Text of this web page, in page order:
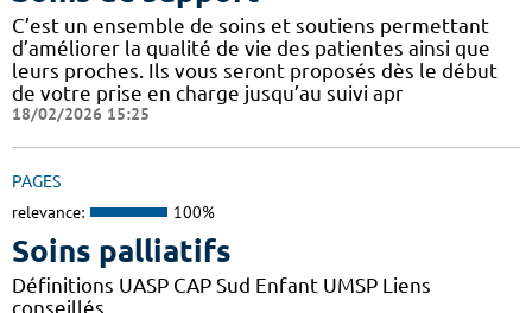
C’est un ensemble de soins et soutiens permettant
d’améliorer la qualité de vie des patientes ainsi que
leurs proches. Ils vous seront proposés dès le début
de votre prise en charge jusqu’au suivi apr
18/02/2026 15:25
PAGES
relevance: 100%
Soins palliatifs
Définitions UASP CAP Sud Enfant UMSP Liens
conseillés